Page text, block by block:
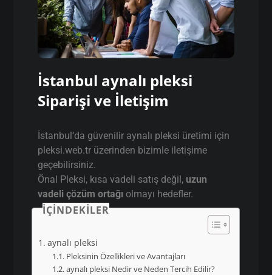
İstanbul aynalı pleksi
Siparişi ve İletişim
İstanbul’da güvenilir aynalı pleksi üretimi için
pleksi.web.tr üzerinden bizimle iletişime
geçebilirsiniz.
Önal Pleksi, kısa vadeli satış değil, uzun
vadeli çözüm ortağı olmayı hedefler.
İÇINDEKILER
aynalı pleksi
Pleksinin Özellikleri ve Avantajları
aynalı pleksi Nedir ve Neden Tercih Edilir?